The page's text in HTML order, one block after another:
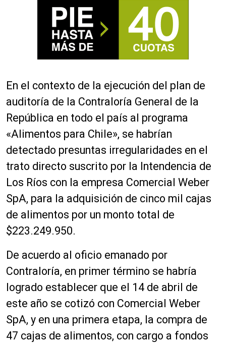
En el contexto de la ejecución del plan de
auditoría de la Contraloría General de la
República en todo el país al programa
«Alimentos para Chile», se habrían
detectado presuntas irregularidades en el
trato directo suscrito por la Intendencia de
Los Ríos con la empresa Comercial Weber
SpA, para la adquisición de cinco mil cajas
de alimentos por un monto total de
$223.249.950.
De acuerdo al oficio emanado por
Contraloría, en primer término se habría
logrado establecer que el 14 de abril de
este año se cotizó con Comercial Weber
SpA, y en una primera etapa, la compra de
47 cajas de alimentos, con cargo a fondos